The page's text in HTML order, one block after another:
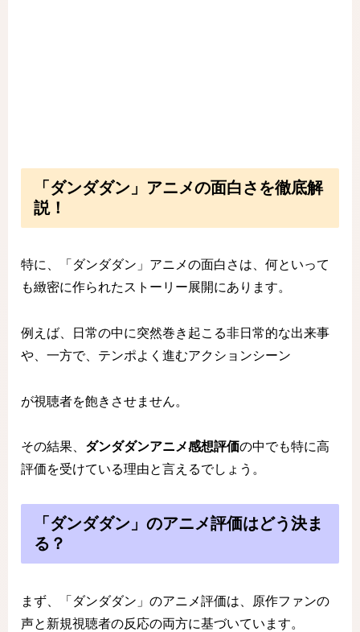
「ダンダダン」アニメの面白さを徹底解
説！
特に、「ダンダダン」アニメの面白さは、何といって
も緻密に作られたストーリー展開にあります。
例えば、日常の中に突然巻き起こる非日常的な出来事
や、一方で、テンポよく進むアクションシーン
が視聴者を飽きさせません。
その結果、 ダンダダンアニメ感想評価の中でも特に高
評価を受けている理由と言えるでしょう。
「ダンダダン」のアニメ評価はどう決ま
る？
まず、「ダンダダン」のアニメ評価は、原作ファンの
声と新規視聴者の反応の両方に基づいています。